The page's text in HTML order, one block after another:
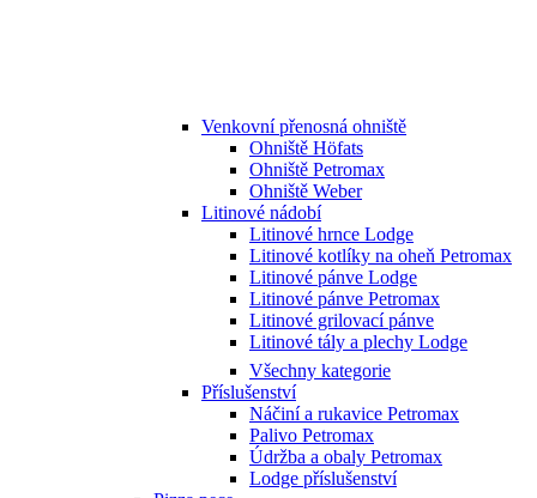
Venkovní přenosná ohniště
Ohniště Höfats
Ohniště Petromax
Ohniště Weber
Litinové nádobí
Litinové hrnce Lodge
Litinové kotlíky na oheň Petromax
Litinové pánve Lodge
Litinové pánve Petromax
Litinové grilovací pánve
Litinové tály a plechy Lodge
Všechny kategorie
Příslušenství
Náčiní a rukavice Petromax
Palivo Petromax
Údržba a obaly Petromax
Lodge příslušenství